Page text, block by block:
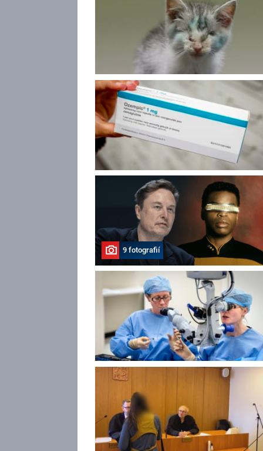
9 fotografií